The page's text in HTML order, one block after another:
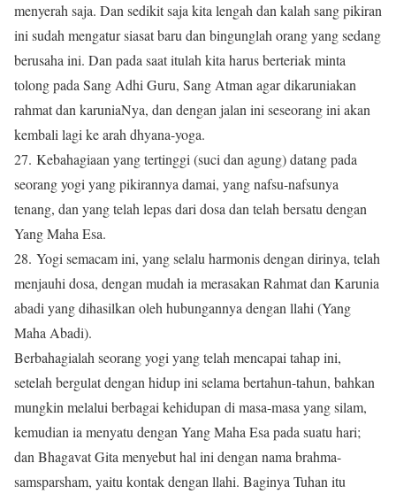
menyerah saja. Dan sedikit saja kita lengah dan kalah sang pikiran
ini sudah mengatur siasat baru dan bingunglah orang yang sedang
berusaha ini. Dan pada saat itulah kita harus berteriak minta
tolong pada Sang Adhi Guru, Sang Atman agar dikaruniakan
rahmat dan karuniaNya, dan dengan jalan ini seseorang ini akan
kembali lagi ke arah dhyana-yoga.
27. Kebahagiaan yang tertinggi (suci dan agung) datang pada
seorang yogi yang pikirannya damai, yang nafsu-nafsunya
tenang, dan yang telah lepas dari dosa dan telah bersatu dengan
Yang Maha Esa.
28. Yogi semacam ini, yang selalu harmonis dengan dirinya, telah
menjauhi dosa, dengan mudah ia merasakan Rahmat dan Karunia
abadi yang dihasilkan oleh hubungannya dengan llahi (Yang
Maha Abadi).
Berbahagialah seorang yogi yang telah mencapai tahap ini,
setelah bergulat dengan hidup ini selama bertahun-tahun, bahkan
mungkin melalui berbagai kehidupan di masa-masa yang silam,
kemudian ia menyatu dengan Yang Maha Esa pada suatu hari;
dan Bhagavat Gita menyebut hal ini dengan nama brahma-
samsparsham, yaitu kontak dengan llahi. Baginya Tuhan itu